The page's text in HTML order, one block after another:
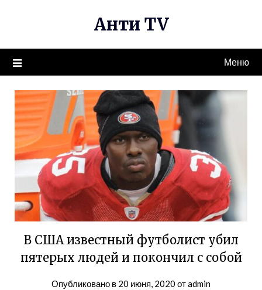
Анти TV
Меню
В США известный футболист убил
пятерых людей и покончил с собой
Опубликовано в 20 июня, 2020 отadmin